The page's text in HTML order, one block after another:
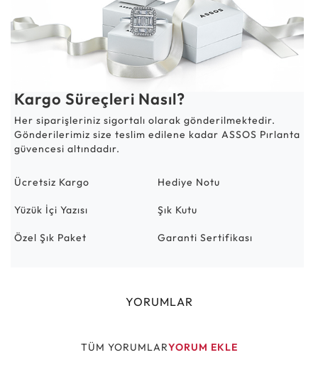
Kargo Süreçleri Nasıl?
Her siparişleriniz sigortalı olarak gönderilmektedir.
Gönderilerimiz size teslim edilene kadar ASSOS Pırlanta
güvencesi altındadır.
Ücretsiz Kargo Hediye Notu
Yüzük İçi Yazısı Şık Kutu
Özel Şık Paket Garanti Sertifikası
YORUMLAR
TÜM YORUMLARYORUM EKLE